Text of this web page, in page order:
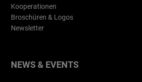
Kooperationen
Broschüren & Logos
Newsletter
NEWS & EVENTS